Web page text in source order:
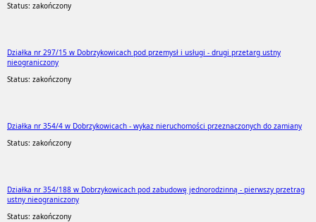
Status: zakończony
Działka nr 297/15 w Dobrzykowicach pod przemysł i usługi - drugi przetarg ustny
nieograniczony
Status: zakończony
Działka nr 354/4 w Dobrzykowicach - wykaz nieruchomości przeznaczonych do zamiany
Status: zakończony
Działka nr 354/188 w Dobrzykowicach pod zabudowę jednorodzinną - pierwszy przetrag
ustny nieograniczony
Status: zakończony